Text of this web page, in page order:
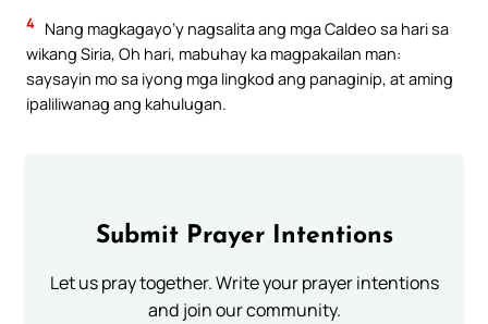
4 Nang magkagayo’y nagsalita ang mga Caldeo sa hari sa
wikang Siria, Oh hari, mabuhay ka magpakailan man:
saysayin mo sa iyong mga lingkod ang panaginip, at aming
ipaliliwanag ang kahulugan.
Submit Prayer Intentions
Let us pray together. Write your prayer intentions
and join our community.